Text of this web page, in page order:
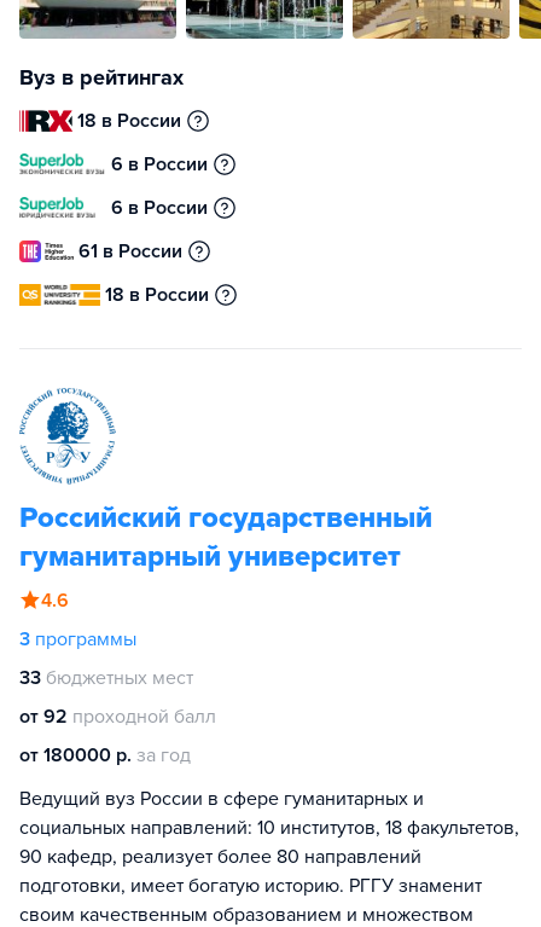
Вуз в рейтингах
18 в России
6 в России
6 в России
61 в России
18 в России
Российский государственный
гуманитарный университет
4.6
3 программы
33 бюджетных мест
от 92 проходной балл
от 180000 р. за год
Ведущий вуз России в сфере гуманитарных и
социальных направлений: 10 институтов, 18 факультетов,
90 кафедр, реализует более 80 направлений
подготовки, имеет богатую историю. РГГУ знаменит
своим качественным образованием и множеством